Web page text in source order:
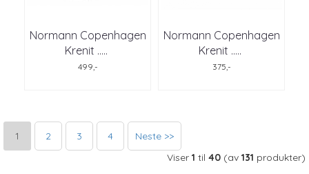
Normann Copenhagen
Krenit .....
499,-
Normann Copenhagen
Krenit .....
375,-
1 2 3 4
Neste >>
Viser 1 til 40 (av 131 produkter)